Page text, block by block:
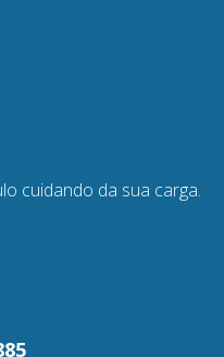
cuidando da sua carga.